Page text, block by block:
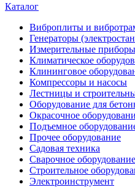
Каталог
Виброплиты и
Генераторы
Измерительные
Климатическое
Клининговое
Компрессоры и насосы
Лестницы и
Оборудование для
Окрасочное
Подъемное
Прочее оборудование
Садовая техника
Сварочное оборудование
Строительное
Электроинструмент